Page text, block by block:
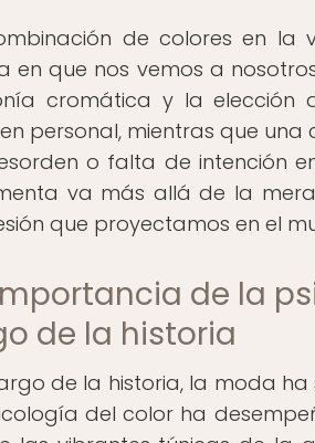
de colores en la
en que nos vemos a
cromática y la elección
personal, mientras que
o falta de intención
va más allá de la
que proyectamos en el
de la
de la historia
de la historia, la moda
del color ha